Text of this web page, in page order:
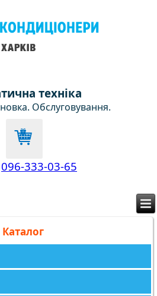
техніка
Обслуговування.
096-333-03-65
Каталог